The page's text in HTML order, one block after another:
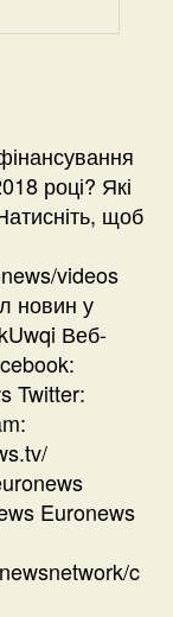
році? Які
щоб
videos
новин у
Веб-
Twitter:
Euronews
c